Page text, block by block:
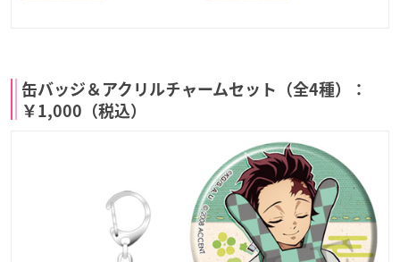
缶バッジ＆アクリルチャームセット（全4種）：
￥1,000（税込）